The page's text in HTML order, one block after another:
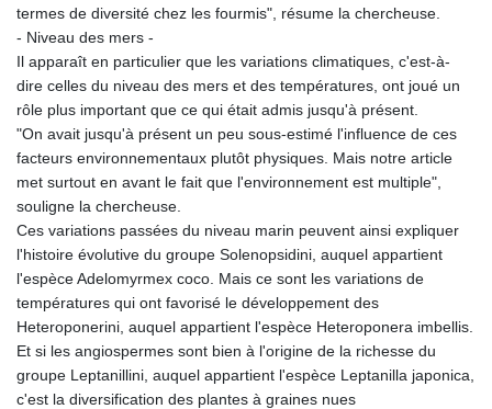
termes de diversité chez les fourmis", résume la chercheuse.
- Niveau des mers -
Il apparaît en particulier que les variations climatiques, c'est-à-
dire celles du niveau des mers et des températures, ont joué un
rôle plus important que ce qui était admis jusqu'à présent.
"On avait jusqu'à présent un peu sous-estimé l'influence de ces
facteurs environnementaux plutôt physiques. Mais notre article
met surtout en avant le fait que l'environnement est multiple",
souligne la chercheuse.
Ces variations passées du niveau marin peuvent ainsi expliquer
l'histoire évolutive du groupe Solenopsidini, auquel appartient
l'espèce Adelomyrmex coco. Mais ce sont les variations de
températures qui ont favorisé le développement des
Heteroponerini, auquel appartient l'espèce Heteroponera imbellis.
Et si les angiospermes sont bien à l'origine de la richesse du
groupe Leptanillini, auquel appartient l'espèce Leptanilla japonica,
c'est la diversification des plantes à graines nues